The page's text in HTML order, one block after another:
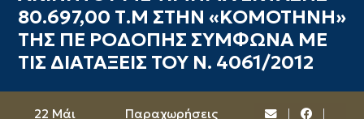
80.697,00 Τ.Μ ΣΤΗΝ «ΚΟΜΟΤΗΝΗ»
ΤΗΣ ΠΕ ΡΟΔΟΠΗΣ ΣΥΜΦΩΝΑ ΜΕ
ΤΙΣ ΔΙΑΤΑΞΕΙΣ ΤΟΥ Ν. 4061/2012
22 Μάι
Παραχωρήσεις